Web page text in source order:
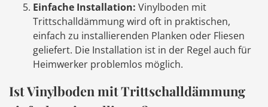
Einfache Installation: Vinylboden mit
Trittschalldämmung wird oft in praktischen,
einfach zu installierenden Planken oder Fliesen
geliefert. Die Installation ist in der Regel auch für
Heimwerker problemlos möglich.
Ist Vinylboden mit Trittschalldämmung